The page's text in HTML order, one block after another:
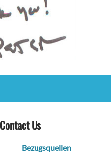
Contact Us
Bezugsquellen